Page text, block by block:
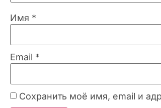
Имя *
Email *
Сохранить моё имя, email и